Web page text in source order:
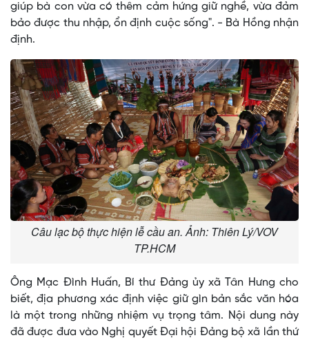
giúp bà con vừa có thêm cảm hứng giữ nghề, vừa đảm
bảo được thu nhập, ổn định cuộc sống". - Bà Hồng nhận
định.
Câu lạc bộ thực hiện lễ cầu an. Ảnh: Thiên Lý/VOV
TP.HCM
Ông Mạc Đình Huấn, Bí thư Đảng ủy xã Tân Hưng cho
biết, địa phương xác định việc giữ gìn bản sắc văn hóa
là một trong những nhiệm vụ trọng tâm. Nội dung này
đã được đưa vào Nghị quyết Đại hội Đảng bộ xã lần thứ